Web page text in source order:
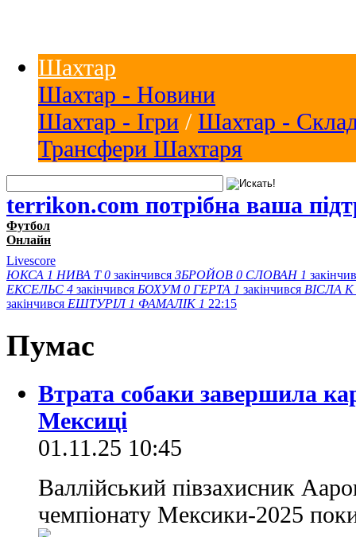
Шахтар
Шахтар - Новини
Шахтар - Ігри / Шахтар -
Трансфери Шахтаря
terrikon.com потрібна ваша
Футбол
Онлайн
Livescore
ЮКСА 1 НИВА Т 0 закінчився ЗБРОЙОВ 0 СЛОВАН 1
ЕКСЕЛЬС 4 закінчився БОХУМ 0 ГЕРТА 1 закінчився ВІСЛА K
закінчився ЕШТУРІЛ 1 ФАМАЛІК 1 22:15
Пумас
Втрата собаки завершила
Мексиці
01.11.25 10:45
Валлійський півзахисник
чемпіонату Мексики-2025